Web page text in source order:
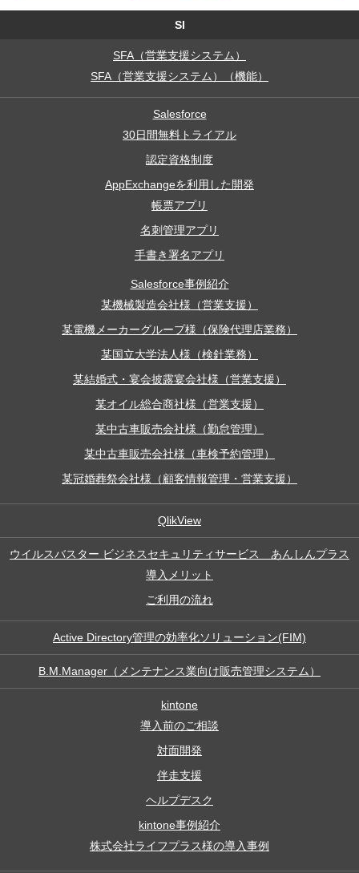
SI
SFA（営業支援システム）
SFA（営業支援システム）（機能）
Salesforce
30日間無料トライアル
認定資格制度
AppExchangeを利用した開発
帳票アプリ
名刺管理アプリ
手書き署名アプリ
Salesforce事例紹介
某機械製造会社様（営業支援）
某電機メーカーグループ様（保険代理店業務）
某国立大学法人様（検針業務）
某結婚式・宴会披露宴会社様（営業支援）
某オイル総合商社様（営業支援）
某中古車販売会社様（勤怠管理）
某中古車販売会社様（車検予約管理）
某冠婚葬祭会社様（顧客情報管理・営業支援）
QlikView
ウイルスバスター ビジネスセキュリティサービス あんしんプラス
導入メリット
ご利用の流れ
Active Directory管理の効率化ソリューション(FIM)
B.M.Manager（メンテナンス業向け販売管理システム）
kintone
導入前のご相談
対面開発
伴走支援
ヘルプデスク
kintone事例紹介
株式会社ライフプラス様の導入事例